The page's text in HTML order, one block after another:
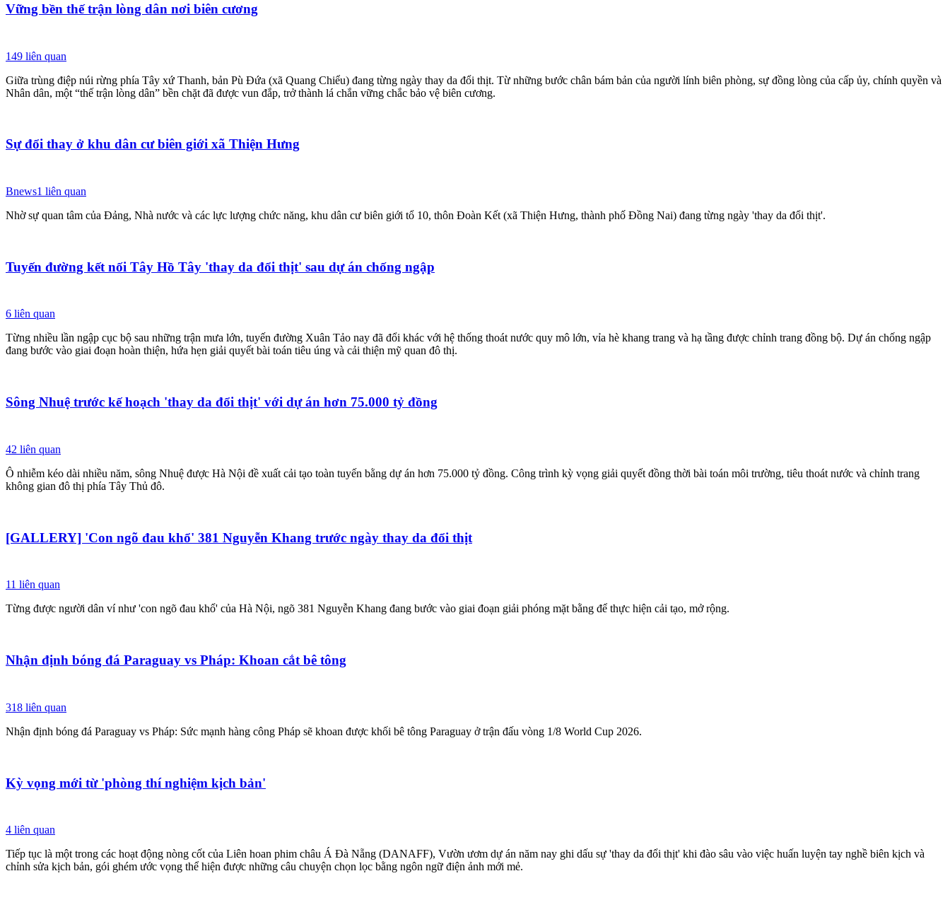
Vững bền thế trận lòng dân nơi biên cương
149 liên quan
Giữa trùng điệp núi rừng phía Tây xứ Thanh, bản Pù Đứa (xã Quang Chiểu) đang từng ngày thay da đổi thịt. Từ những bước chân bám bản của người lính biên phòng, sự đồng lòng của cấp ủy, chính quyền và
Nhân dân, một “thế trận lòng dân” bền chặt đã được vun đắp, trở thành lá chắn vững chắc bảo vệ biên cương.
Sự đổi thay ở khu dân cư biên giới xã Thiện Hưng
Bnews1 liên quan
Nhờ sự quan tâm của Đảng, Nhà nước và các lực lượng chức năng, khu dân cư biên giới tổ 10, thôn Đoàn Kết (xã Thiện Hưng, thành phố Đồng Nai) đang từng ngày 'thay da đổi thịt'.
Tuyến đường kết nối Tây Hồ Tây 'thay da đổi thịt' sau dự án chống ngập
6 liên quan
Từng nhiều lần ngập cục bộ sau những trận mưa lớn, tuyến đường Xuân Tảo nay đã đổi khác với hệ thống thoát nước quy mô lớn, vỉa hè khang trang và hạ tầng được chỉnh trang đồng bộ. Dự án chống ngập
đang bước vào giai đoạn hoàn thiện, hứa hẹn giải quyết bài toán tiêu úng và cải thiện mỹ quan đô thị.
Sông Nhuệ trước kế hoạch 'thay da đổi thịt' với dự án hơn 75.000 tỷ đồng
42 liên quan
Ô nhiễm kéo dài nhiều năm, sông Nhuệ được Hà Nội đề xuất cải tạo toàn tuyến bằng dự án hơn 75.000 tỷ đồng. Công trình kỳ vọng giải quyết đồng thời bài toán môi trường, tiêu thoát nước và chỉnh trang
không gian đô thị phía Tây Thủ đô.
[GALLERY] 'Con ngõ đau khổ' 381 Nguyễn Khang trước ngày thay da đổi thịt
11 liên quan
Từng được người dân ví như 'con ngõ đau khổ' của Hà Nội, ngõ 381 Nguyễn Khang đang bước vào giai đoạn giải phóng mặt bằng để thực hiện cải tạo, mở rộng.
Nhận định bóng đá Paraguay vs Pháp: Khoan cắt bê tông
318 liên quan
Nhận định bóng đá Paraguay vs Pháp: Sức mạnh hàng công Pháp sẽ khoan được khối bê tông Paraguay ở trận đấu vòng 1/8 World Cup 2026.
Kỳ vọng mới từ 'phòng thí nghiệm kịch bản'
4 liên quan
Tiếp tục là một trong các hoạt động nòng cốt của Liên hoan phim châu Á Đà Nẵng (DANAFF), Vườn ươm dự án năm nay ghi dấu sự 'thay da đổi thịt' khi đào sâu vào việc huấn luyện tay nghề biên kịch và
chỉnh sửa kịch bản, gói ghém ước vọng thể hiện được những câu chuyện chọn lọc bằng ngôn ngữ điện ảnh mới mẻ.